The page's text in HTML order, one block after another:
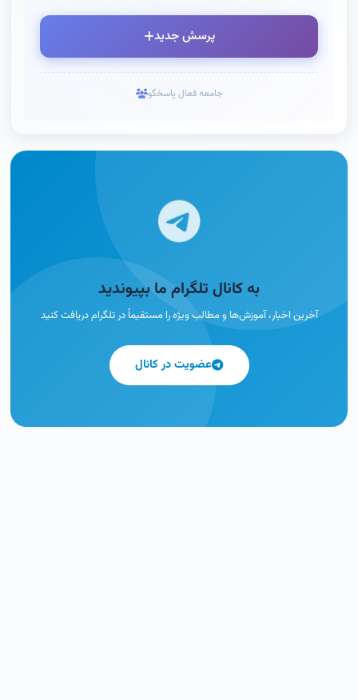
پرسش جدید
جامعه فعال پاسخگو
به کانال تلگرام ما بپیوندید
آخرین اخبار، آموزش‌ها و مطالب ویژه را مستقیماً در تلگرام دریافت کنید
عضویت در کانال